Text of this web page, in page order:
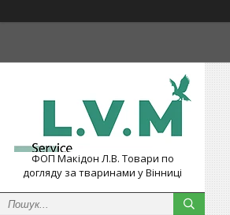
ФОП Макідон Л.В. Товари по
догляду за тваринами у Вінниці